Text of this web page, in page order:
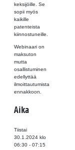
keksijöille. Se
sopii myös
kaikille
patenteista
kiinnostuneille.
Webinaari on
maksuton
mutta
osallistuminen
edellyttää
ilmoittautumista
ennakkoon.
Aika
Tiistai
30.1.2024 klo
06:30 - 07:15